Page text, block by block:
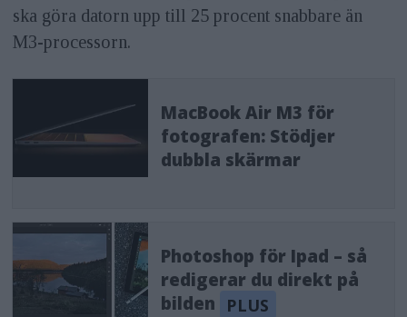
ska göra datorn upp till 25 procent snabbare än
M3-processorn.
MacBook Air M3 för
fotografen: Stödjer
dubbla skärmar
Photoshop för Ipad – så
redigerar du direkt på
bilden